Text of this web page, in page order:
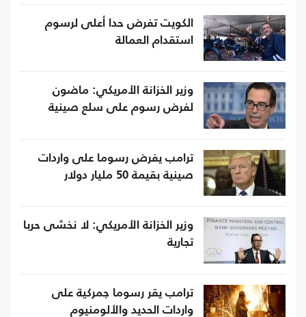
الكويت تفرض حدا أعلى لرسوم
استقدام العمالة
وزير الخزانة الأمريكي: ماضون
لفرض رسوم على سلع صينية
ترامب يفرض رسوما على واردات
صينية بقيمة 50 مليار دولار
وزير الخزانة الأمريكي: لا نخشى حربا
تجارية
ترامب يقر رسوما جمركية على
واردات الحديد والألومنيوم